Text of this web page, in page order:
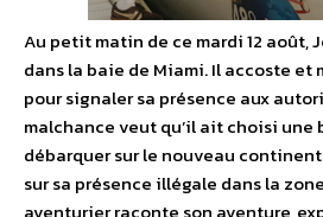
Au petit matin de ce mardi 12 août,
dans la baie de Miami. Il accoste
pour signaler sa présence aux
malchance veut qu’il ait choisi une
débarquer sur le nouveau
sur sa présence illégale dans la